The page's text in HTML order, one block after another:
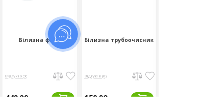
Білизна флор
Відгуків (0)
440.00
Білизна трубоочисник
Відгуків (0)
150.00